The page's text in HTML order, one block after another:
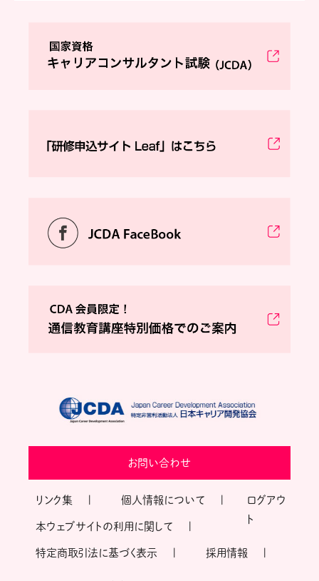
お問い合わせ
リンク集 個人情報について
本ウェブサイトの利用に関して
特定商取引法に基づく表示 採用情報
ログアウ
ト